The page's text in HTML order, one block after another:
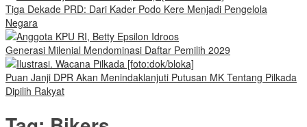
Tiga Dekade PRD: Dari Kader Podo Kere Menjadi Pengelola
Negara
Generasi Milenial Mendominasi Daftar Pemilih 2029
Puan Janji DPR Akan Menindaklanjuti Putusan MK Tentang Pilkada
Dipilih Rakyat